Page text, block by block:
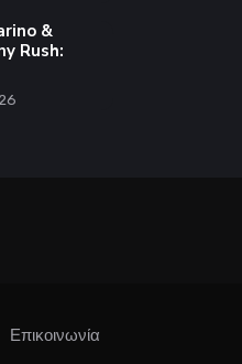
&
Rush:
Επικοινωνία